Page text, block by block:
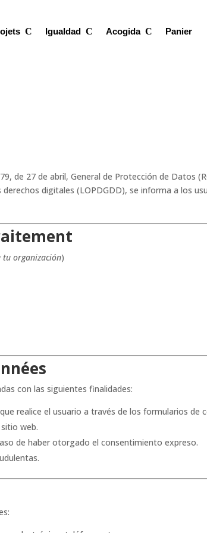
Igualdad Acogida Panier
de 27 de abril, General de Protección de Datos
digitales (LOPDGDD), se informa a los
tu organización)
con las siguientes finalidades:
realice el usuario a través de los formularios de
web.
de haber otorgado el consentimiento expreso.